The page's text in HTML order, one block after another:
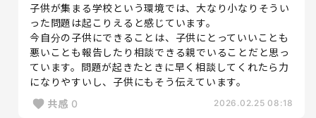
子供が集まる学校という環境では、大なり小なりそうい
った問題は起こりえると感じています。
今自分の子供にできることは、子供にとっていいことも
悪いことも報告したり相談できる親でいることだと思っ
ています。問題が起きたときに早く相談してくれたら力
になりやすいし、子供にもそう伝えています。
共感 0 2026.02.25 08:18